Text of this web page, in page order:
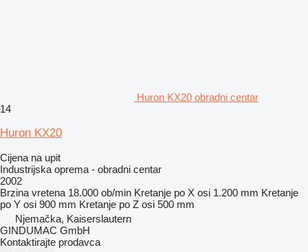
Huron KX20 obradni centar
14
Huron KX20
Cijena na upit
Industrijska oprema - obradni centar
2002
Brzina vretena 18.000 ob/min Kretanje po X osi 1.200 mm Kretanje
po Y osi 900 mm Kretanje po Z osi 500 mm
Njemačka, Kaiserslautern
GINDUMAC GmbH
Kontaktirajte prodavca